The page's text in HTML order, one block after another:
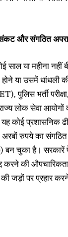
संकट और संगठित
साल या महीना नहीं
होने या उसमें
पुलिस भर्ती
लोक सेवा आयोगों
कोई प्रशासनिक
अरबों रुपये का
चुका है। सरकारें
करने की
जड़ों पर प्रहार